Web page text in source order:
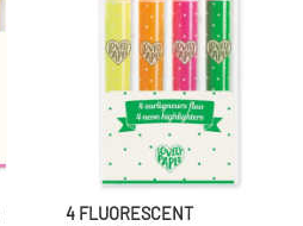
4 FLUORESCENT